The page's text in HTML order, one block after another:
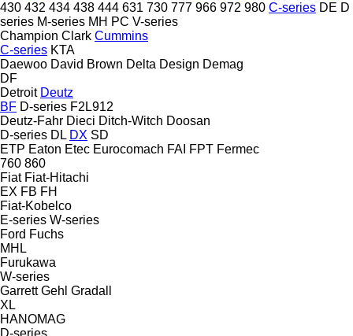
430 432 434 438 444 631 730 777 966 972 980 C-series DE D
series M-series MH PC V-series
Champion Clark Cummins
C-series KTA
Daewoo David Brown Delta Design Demag
DF
Detroit Deutz
BF D-series F2L912
Deutz-Fahr Dieci Ditch-Witch Doosan
D-series DL DX SD
ETP Eaton Etec Eurocomach FAI FPT Fermec
760 860
Fiat Fiat-Hitachi
EX FB FH
Fiat-Kobelco
E-series W-series
Ford Fuchs
MHL
Furukawa
W-series
Garrett Gehl Gradall
XL
HANOMAG
D-series